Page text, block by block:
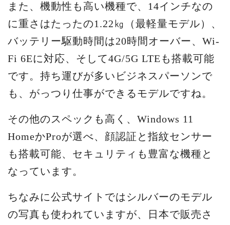
また、機動性も高い機種で、14インチなの
に重さはたったの1.22㎏（最軽量モデル）、
バッテリー駆動時間は20時間オーバー、Wi-
Fi 6Eに対応、そして4G/5G LTEも搭載可能
です。持ち運びが多いビジネスパーソンで
も、がっつり仕事ができるモデルですね。
その他のスペックも高く、Windows 11
HomeかProが選べ、顔認証と指紋センサー
も搭載可能、セキュリティも豊富な機種と
なっています。
ちなみに公式サイトではシルバーのモデル
の写真も使われていますが、日本で販売さ